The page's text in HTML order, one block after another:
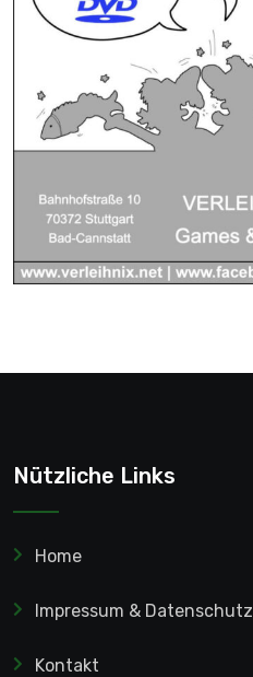
Nützliche Links
Home
Impressum & Datenschutz
Kontakt